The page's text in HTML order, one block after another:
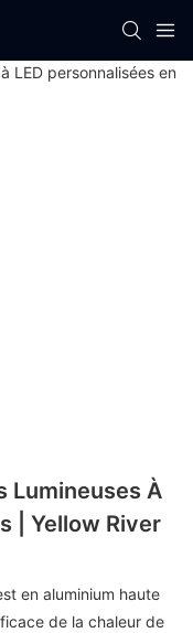
Lumineuses À
| Yellow River
en aluminium haute
de la chaleur de